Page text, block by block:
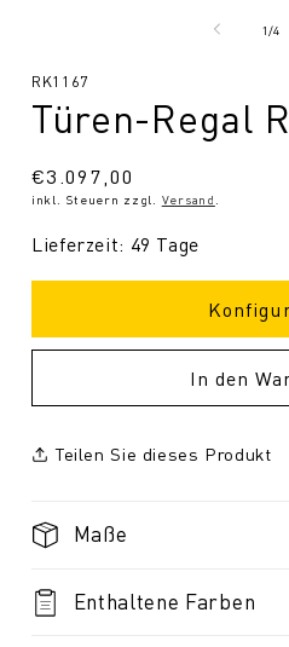
1/von
4
SKU:
RK1167
Türen-Regal
Normaler
Preis
€3.097,00
inkl. Steuern zzgl. Versand
Lieferzeit: 49 Tage
In den
Teilen Sie dieses Produkt
Maße
Enthaltene Farben